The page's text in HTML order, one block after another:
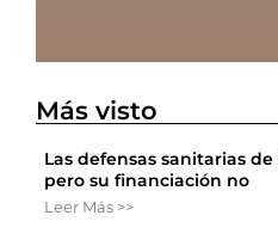
Más visto
Las defensas sanitarias
pero su financiación no
Leer Más >>